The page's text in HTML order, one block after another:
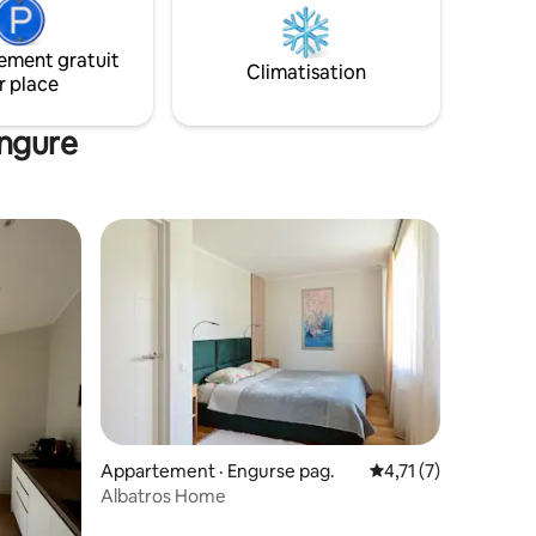
et
mètres. Alimentation et restaurants à 3
gratuit
place
Climatisation
Appartement · Engurse pag. Note moyenne de
4,71 (7)
Albatros Home